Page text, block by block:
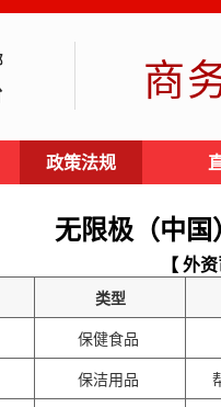
商
政策法规
无限极（中
【 外
类型
保健食品
保洁用品